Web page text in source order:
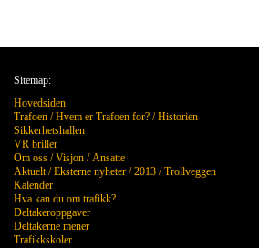
Sitemap:
Hovedsiden
Trafoen /Hvem er Trafoen for? /Historien
Sikkerhetshallen
VR briller
Om oss /Visjon /Ansatte
Aktuelt/Eksterne nyheter /2013 /Trollveggen
Kalender
Hva kan du om trafikk?
Deltakeroppgaver
Deltakerne mener
Trafikkskoler